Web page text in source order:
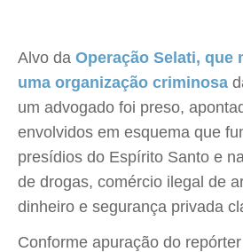
Alvo da Operação Selati, que
uma organização criminosa
um advogado foi preso,
envolvidos em esquema que
presídios do Espírito Santo e
de drogas, comércio ilegal de
dinheiro e segurança privada
Conforme apuração do